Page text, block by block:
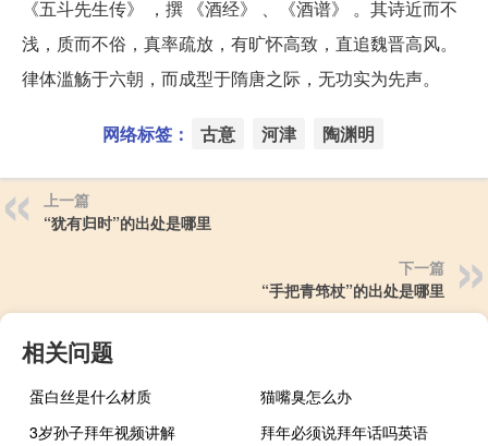
《五斗先生传》 ，撰 《酒经》 、《酒谱》 。其诗近而不
浅，质而不俗，真率疏放，有旷怀高致，直追魏晋高风。
律体滥觞于六朝，而成型于隋唐之际，无功实为先声。
网络标签： 古意 河津 陶渊明
上一篇
“犹有归时”的出处是哪里
下一篇
“手把青筇杖”的出处是哪里
相关问题
蛋白丝是什么材质
猫嘴臭怎么办
3岁孙子拜年视频讲解
拜年必须说拜年话吗英语